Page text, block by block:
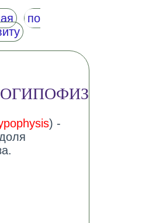
по
) -